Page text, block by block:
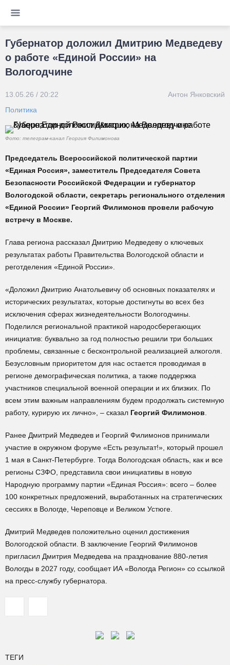
Губернатор доложил Дмитрию Медведеву
о работе «Единой России» на
Вологодчине
13.05.26 / 20:22
Антон Янковский
Политика
Фото: телеграм-канал Георгия Филимонова
Председатель Всероссийской политической партии
«Единая Россия», заместитель Председателя Совета
Безопасности Российской Федерации и губернатор
Вологодской области, секретарь регионального отделения
«Единой России» Георгий Филимонов провели рабочую
встречу в Москве.
Глава региона рассказал Дмитрию Медведеву о ключевых
результатах работы Правительства Вологодской области и
реготделения «Единой России».
«Доложил Дмитрию Анатольевичу об основных показателях и
исторических результатах, которые достигнуты во всех без
исключения сферах жизнедеятельности Вологодчины.
Поделился региональной практикой народосберегающих
инициатив: буквально за год полностью решили три больших
проблемы, связанные с бесконтрольной реализацией алкоголя.
Безусловным приоритетом для нас остается проводимая в
регионе демографическая политика, а также поддержка
участников специальной военной операции и их близких. По
всем этим важным направлениям будем продолжать системную
работу, курирую их лично», – сказал Георгий Филимонов
Ранее Дмитрий Медведев и Георгий Филимонов принимали
участие в окружном форуме «Есть результат!», который прошел
1 мая в Санкт-Петербурге. Тогда Вологодская область, как и все
регионы СЗФО, представила свои инициативы в новую
Народную программу партии «Единая Россия»: всего – более
100 конкретных предложений, выработанных на стратегических
сессиях в Вологде, Череповце и Великом Устюге.
Дмитрий Медведев положительно оценил достижения
Вологодской области. В заключение Георгий Филимонов
пригласил Дмитрия Медведева на празднование 880-летия
Вологды в 2027 году, сообщает ИА «Вологда Регион» со ссылкой
на пресс-службу губернатора.
ТЕГИ